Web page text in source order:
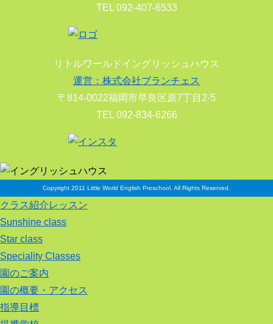
TEL 092-407-6533
リトルワールドイングリッシュハウス
運営：株式会社ブランチェス
〒814-0022福岡市早良区原7丁目2-5
TEL 092-834-6266
Copyright 2011 Little World English Preschool. All Rights Reserved.
クラス紹介レッスン
Sunshine class
Star class
Speciality Classes
園のご案内
園の概要・アクセス
指導目標